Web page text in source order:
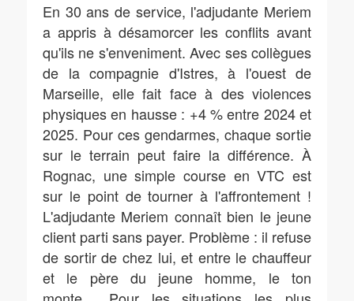
En 30 ans de service, l'adjudante Meriem
a appris à désamorcer les conflits avant
qu'ils ne s'enveniment. Avec ses collègues
de la compagnie d'Istres, à l'ouest de
Marseille, elle fait face à des violences
physiques en hausse : +4 % entre 2024 et
2025. Pour ces gendarmes, chaque sortie
sur le terrain peut faire la différence. À
Rognac, une simple course en VTC est
sur le point de tourner à l'affrontement !
L'adjudante Meriem connaît bien le jeune
client parti sans payer. Problème : il refuse
de sortir de chez lui, et entre le chauffeur
et le père du jeune homme, le ton